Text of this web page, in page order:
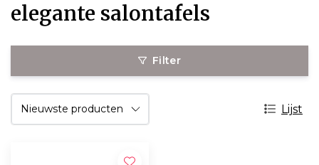
elegante salontafels
Filter
Lijst